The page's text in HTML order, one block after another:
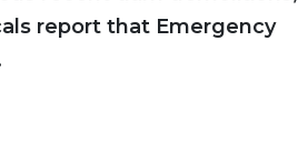
report that Emergency